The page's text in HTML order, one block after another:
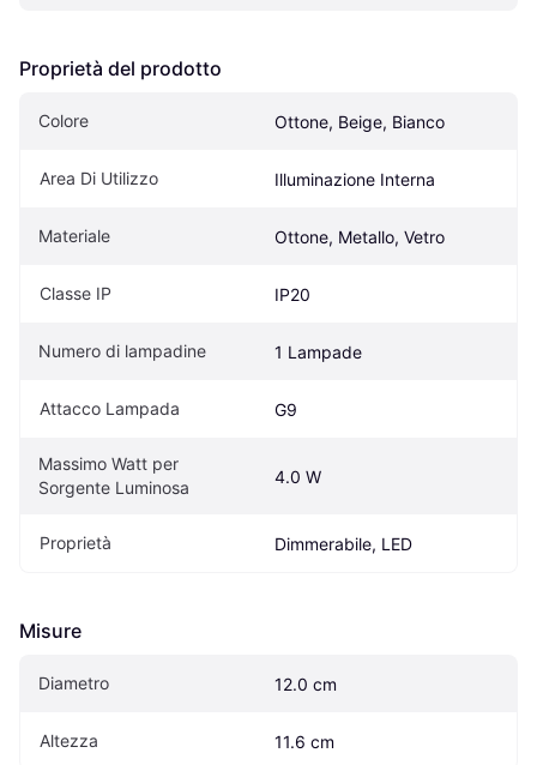
Proprietà del prodotto
Colore Ottone, Beige, Bianco
Area Di Utilizzo Illuminazione Interna
Materiale Ottone, Metallo, Vetro
Classe IP IP20
Numero di lampadine 1 Lampade
Attacco Lampada G9
Massimo Watt per
Sorgente Luminosa
4.0 W
Proprietà Dimmerabile, LED
Misure
Diametro 12.0 cm
Altezza 11.6 cm